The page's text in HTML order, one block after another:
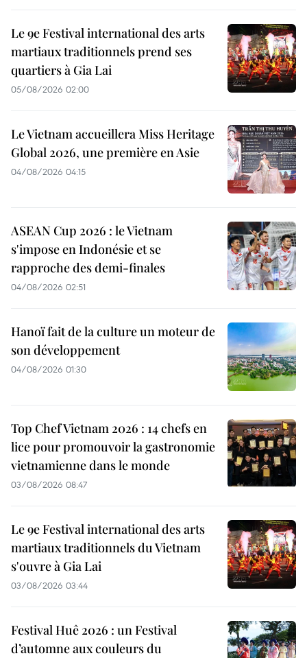
Le 9e Festival international des arts
martiaux traditionnels prend ses
quartiers à Gia Lai
05/08/2026 02:00
Le Vietnam accueillera Miss Heritage
Global 2026, une première en Asie
04/08/2026 04:15
ASEAN Cup 2026 : le Vietnam
s'impose en Indonésie et se
rapproche des demi-finales
04/08/2026 02:51
Hanoï fait de la culture un moteur de
son développement
04/08/2026 01:30
Top Chef Vietnam 2026 : 14 chefs en
lice pour promouvoir la gastronomie
vietnamienne dans le monde
03/08/2026 08:47
Le 9e Festival international des arts
martiaux traditionnels du Vietnam
s'ouvre à Gia Lai
03/08/2026 03:44
Festival Huê 2026 : un Festival
d’automne aux couleurs du